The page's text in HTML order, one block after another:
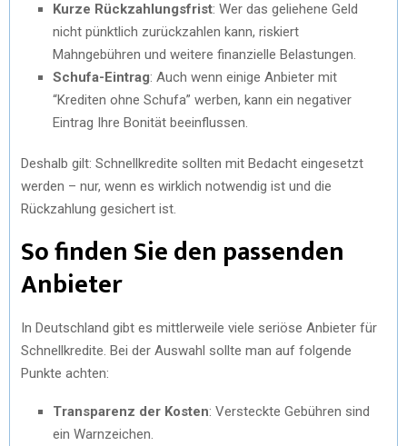
Kurze Rückzahlungsfrist: Wer das geliehene Geld
nicht pünktlich zurückzahlen kann, riskiert
Mahngebühren und weitere finanzielle Belastungen.
Schufa-Eintrag: Auch wenn einige Anbieter mit
“Krediten ohne Schufa” werben, kann ein negativer
Eintrag Ihre Bonität beeinflussen.
Deshalb gilt: Schnellkredite sollten mit Bedacht eingesetzt
werden – nur, wenn es wirklich notwendig ist und die
Rückzahlung gesichert ist.
So finden Sie den passenden
Anbieter
In Deutschland gibt es mittlerweile viele seriöse Anbieter für
Schnellkredite. Bei der Auswahl sollte man auf folgende
Punkte achten:
Transparenz der Kosten: Versteckte Gebühren sind
ein Warnzeichen.